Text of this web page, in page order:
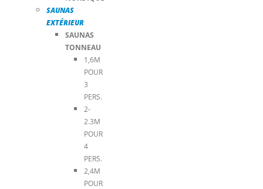
SAUNAS
EXTÉRIEUR
SAUNAS
TONNEAU
1,6M
POUR
3
PERS.
2-
2.3M
POUR
4
PERS.
2,4M
POUR